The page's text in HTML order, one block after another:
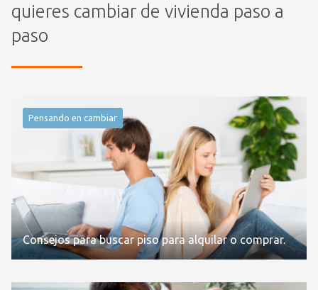
quieres cambiar de vivienda paso a
paso
Pensando en cambiar
Consejos para buscar piso para alquilar o comprar.